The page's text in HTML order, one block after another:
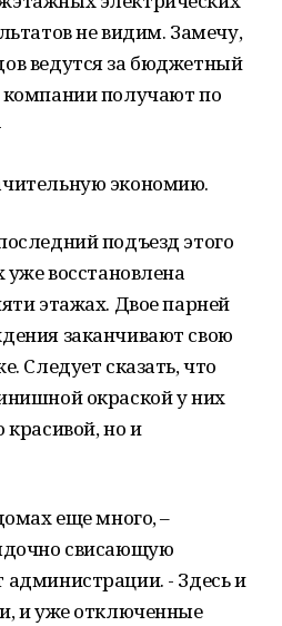
не видим. Замечу,
ведутся за бюджетный
получают по
экономию.
подъезд этого
уже восстановлена
этажах. Двое парней
заканчивают свою
Следует сказать, что
окраской у них
красивой, но и
еще много, –
свисающую
администрации. - Здесь и
и уже отключенные